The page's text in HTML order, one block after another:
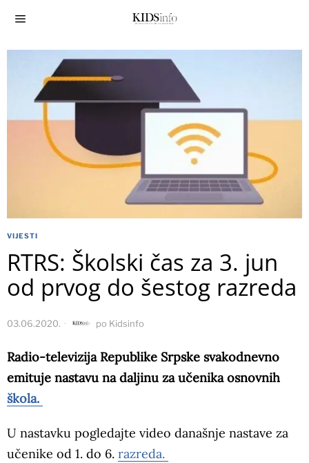
VIJESTI
RTRS: Školski čas za 3. jun
od prvog do šestog razreda
03.06.2020. po Kidsinfo
Radio-televizija Republike Srpske svakodnevno
emituje nastavu na daljinu za učenika osnovnih
škola.
U nastavku pogledajte video današnje nastave za
učenike od 1. do 6. razreda.